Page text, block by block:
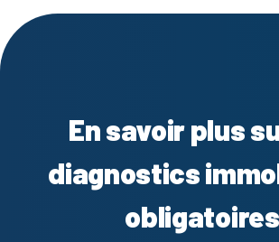
En savoir plus
diagnostics
obligatoires